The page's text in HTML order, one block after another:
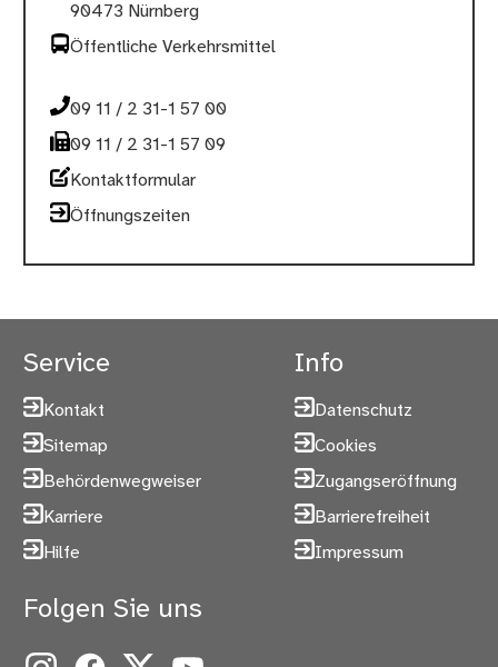
90473 Nürnberg
Öffentliche Verkehrsmittel
09 11 / 2 31-1 57 00
09 11 / 2 31-1 57 09
Kontaktformular
Öffnungszeiten
Service
Kontakt
Sitemap
Behördenwegweiser
Karriere
Hilfe
Info
Datenschutz
Cookies
Zugangseröffnung
Barrierefreiheit
Impressum
Folgen Sie uns
InstagramFacebook
X YouTube